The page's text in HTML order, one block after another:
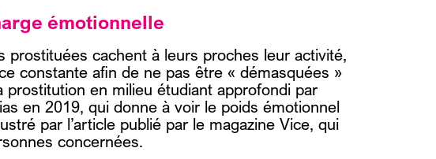
émotionnelle
prostituées cachent à leurs proches leur activité,
constante afin de ne pas être « démasquées »
prostitution en milieu étudiant approfondi par
en 2019, qui donne à voir le poids émotionnel
par l’article publié par le magazine Vice, qui
concernées.